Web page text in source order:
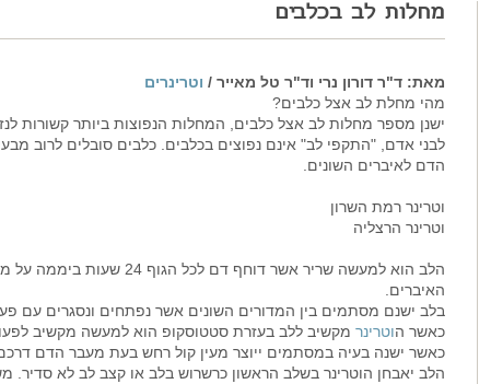
מחלות לב בכלבים
מאת: ד"ר דורון נרי וד"ר טל מאייר / וטרינרים
מהי מחלת לב אצל כלבים?
ישנן מספר מחלות לב אצל כלבים, המחלות הנפוצות ביותר קשורות
לבני אדם, "התקפי לב" אינם נפוצים בכלבים. כלבים סובלים לרוב
הדם לאיברים השונים.
וטרינר רמת השרון
וטרינר הרצליה
הלב הוא למעשה שריר אשר דוחף
האיברים.
בלב ישנם מסתמים בין המדורים השונים אשר נפתחים ונסגרים עם
כאשר הוטרינרמקשיב ללב בעזרת סטטוסקופ הוא למעשה מקשיב
כאשר ישנה בעיה במסתמים ייוצר מעין קול רחש בעת מעבר הדם
הלב יאבחן הוטרינר בשלב הראשון כרשרוש בלב או קצב לב לא